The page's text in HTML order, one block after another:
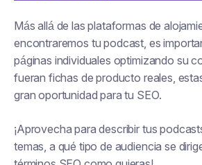
Más allá de las plataformas de
encontraremos tu podcast, es
páginas individuales optimizando su
fueran fichas de producto reales,
gran oportunidad para tu SEO.
¡Aprovecha para describir tus
temas, a qué tipo de audiencia se